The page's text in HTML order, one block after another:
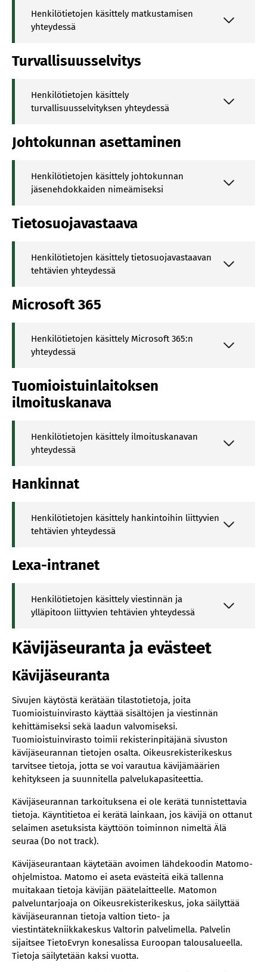
Henkilötietojen käsittely matkustamisen
yhteydessä
Turvallisuusselvitys
Henkilötietojen käsittely
turvallisuusselvityksen yhteydessä
Johtokunnan asettaminen
Henkilötietojen käsittely johtokunnan
jäsenehdokkaiden nimeämiseksi
Tietosuojavastaava
Henkilötietojen käsittely tietosuojavastaavan
tehtävien yhteydessä
Microsoft 365
Henkilötietojen käsittely Microsoft 365:n
yhteydessä
Tuomioistuinlaitoksen
ilmoituskanava
Henkilötietojen käsittely ilmoituskanavan
yhteydessä
Hankinnat
Henkilötietojen käsittely hankintoihin liittyvien
tehtävien yhteydessä
Lexa-intranet
Henkilötietojen käsittely viestinnän ja
ylläpitoon liittyvien tehtävien yhteydessä
Kävijäseuranta ja evästeet
Kävijäseuranta
Sivujen käytöstä kerätään tilastotietoja, joita
Tuomioistuinvirasto käyttää sisältöjen ja viestinnän
kehittämiseksi sekä laadun valvomiseksi.
Tuomioistuinvirasto toimii rekisterinpitäjänä sivuston
kävijäseurannan tietojen osalta. Oikeusrekisterikeskus
tarvitsee tietoja, jotta se voi varautua kävijämäärien
kehitykseen ja suunnitella palvelukapasiteettia.
Kävijäseurannan tarkoituksena ei ole kerätä tunnistettavia
tietoja. Käyntitietoa ei kerätä lainkaan, jos kävijä on ottanut
selaimen asetuksista käyttöön toiminnon nimeltä Älä
seuraa (Do not track).
Kävijäseurantaan käytetään avoimen lähdekoodin Matomo-
ohjelmistoa. Matomo ei aseta evästeitä eikä tallenna
muitakaan tietoja kävijän päätelaitteelle. Matomon
palveluntarjoaja on Oikeusrekisterikeskus, joka säilyttää
kävijäseurannan tietoja valtion tieto- ja
viestintätekniikkakeskus Valtorin palvelimella. Palvelin
sijaitsee TietoEvryn konesalissa Euroopan talousalueella.
Tietoja säilytetään kaksi vuotta.